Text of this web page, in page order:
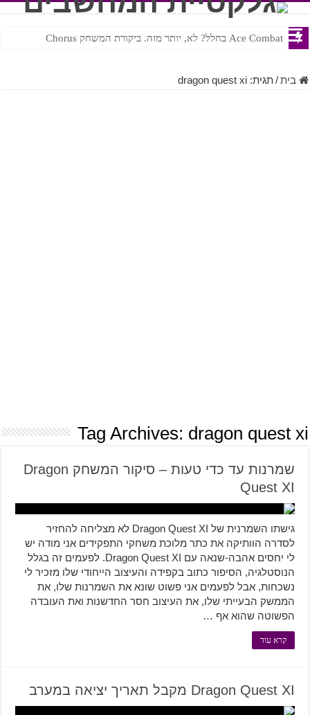
Ace Combat בחלל? לא, יותר מזה. ביקורת המשחק Chorus
Steven Universe והשירים שתורגמו בצורה נוראית לעברית
בית/תגית:dragon quest xi
Tag Archives: dragon quest xi
שמרנות עד כדי טעות – סיקור המשחק Dragon
Quest XI
גישתו השמרנית של Dragon Quest XI לא מצליחה להחזיר
לסדרה הוותיקה את כתר מלוכת משחקי התפקידים אני מודה יש
לי יחסים אהבה-שנאה עם Dragon Quest XI. לפעמים זה בגלל
הנוסטלגיה, הסיפור כתוב בקפידה והעיצוב הייחודי שלו מזכיר לי
נשכחות, אבל לפעמים אני פשוט שונא את השמרנות שלו, את
הממשק הבעייתי שלו, את העיצוב חסר החדשנות ואת העובדה
הפשוטה שהוא אף …
קרא עוד
Dragon Quest XI מקבל תאריך יציאה במערב